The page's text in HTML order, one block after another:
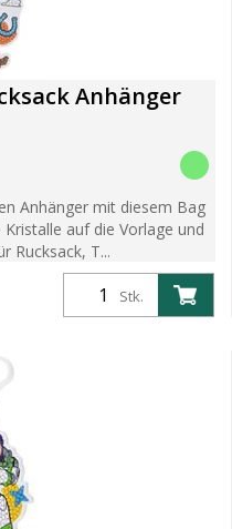
Anhänger
Anhänger mit diesem Bag
auf die Vorlage und
Rucksack, T...
Stk.